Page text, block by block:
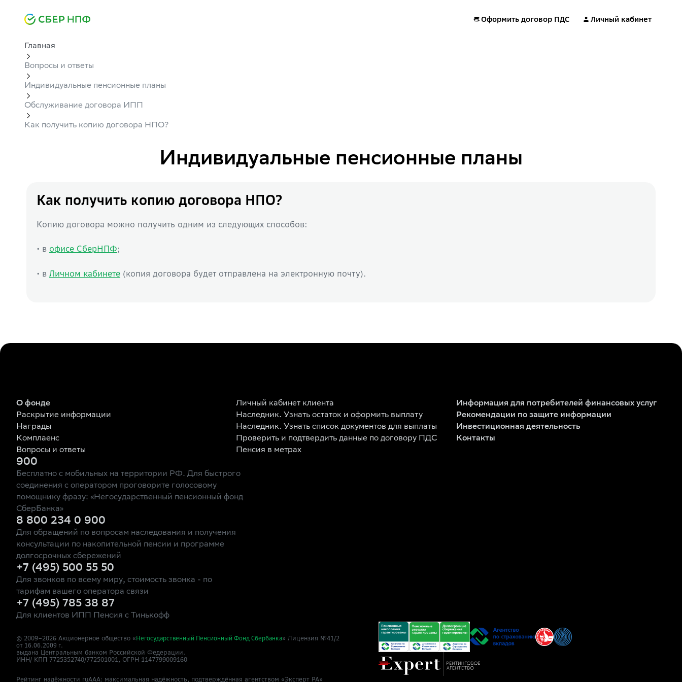
Оформить договор ПДС Личный кабинет
Главная
Вопросы и ответы
Индивидуальные пенсионные планы
Обслуживание договора ИПП
Как получить копию договора НПО?
Индивидуальные пенсионные планы
Как получить копию договора НПО?
Копию договора можно получить одним из следующих способов:
• в офисе СберНПФ;
• в Личном кабинете (копия договора будет отправлена на электронную почту).
О фонде
Раскрытие информации
Награды
Комплаенс
Вопросы и ответы
Личный кабинет клиента
Наследник. Узнать остаток и оформить выплату
Наследник. Узнать список документов для выплаты
Проверить и подтвердить данные по договору ПДС
Пенсия в метрах
Информация для потребителей финансовых услуг
Рекомендации по защите информации
Инвестиционная деятельность
Контакты
900
Бесплатно с мобильных на территории РФ. Для быстрого
соединения с оператором проговорите голосовому
помощнику фразу: «Негосударственный пенсионный фонд
СберБанка»
8 800 234 0 900
Для обращений по вопросам наследования и получения
консультации по накопительной пенсии и программе
долгосрочных сбережений
+7 (495) 500 55 50
Для звонков по всему миру, стоимость звонка - по
тарифам вашего оператора связи
+7 (495) 785 38 87
Для клиентов ИПП Пенсия с Тинькофф
© 2009–2026 Акционерное общество «Негосударственный Пенсионный Фонд Сбербанка» Лицензия №41/2
от 16.06.2009 г.
выдана Центральным банком Российской Федерации.
ИНН/ КПП 7725352740/772501001, ОГРН 1147799009160
Рейтинг надёжности ruAAA: максимальная надёжность, подтверждённая агентством «Эксперт РА»